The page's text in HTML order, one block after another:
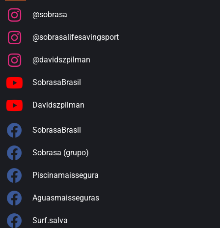
@sobrasa
@sobrasalifesavingsport
@davidszpilman
SobrasaBrasil
Davidszpilman
SobrasaBrasil
Sobrasa (grupo)
Piscinamaissegura
Aguasmaisseguras
Surf.salva